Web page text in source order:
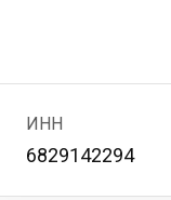
ИНН
6829142294